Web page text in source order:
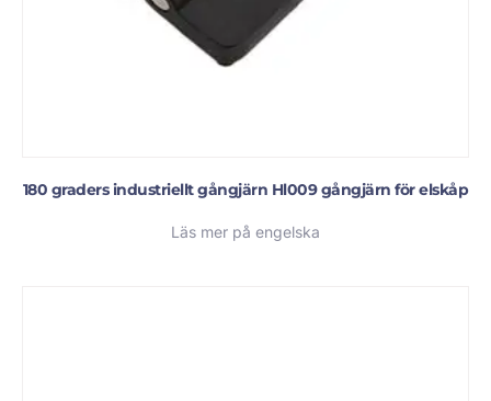
180 graders industriellt gångjärn Hl009 gångjärn för elskåp
Läs mer på engelska